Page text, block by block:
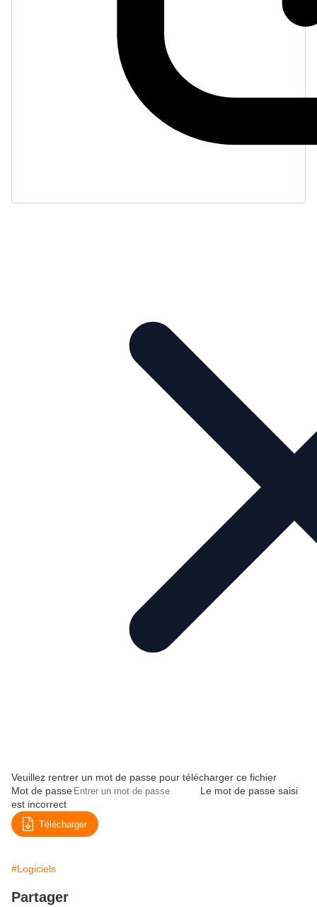
Veuillez rentrer un mot de passe pour télécharger ce fichier
Mot de passe
Le mot de passe saisi
est incorrect
Télécharger
#Logiciels
Partager